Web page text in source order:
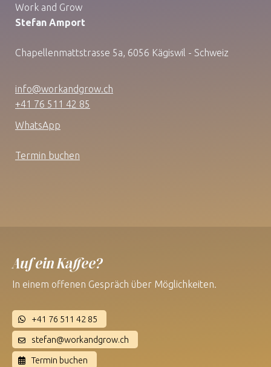
Work and Grow
Stefan Amport
Chapellenmattstrasse 5a, 6056 Kägiswil - Schweiz
info@workandgrow.ch
+41 76 511 42 85
WhatsApp
Termin buchen
Auf ein Kaffee?
In einem offenen Gespräch über Möglichkeiten.
+41 76 511 42 85
stefan@workandgrow.ch
Termin buchen